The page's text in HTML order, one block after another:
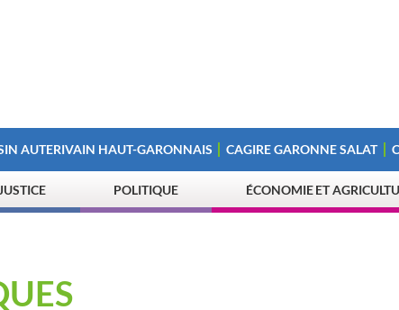
AUTERIVAIN HAUT-GARONNAIS CAGIRE GARONNE SALAT
POLITIQUE ÉCONOMIE ET